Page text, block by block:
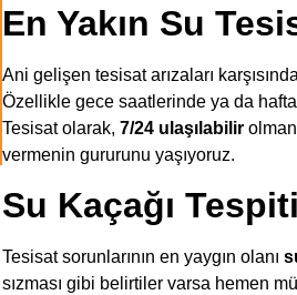
En Yakın Su
Ani gelişen tesisat arızaları
Özellikle gece saatlerinde ya da
Tesisat olarak, 7/24 ulaşılabilir
vermenin gururunu yaşıyoruz.
Su Kaçağı
Tesisat sorunlarının en yaygın olanı
sızması gibi belirtiler varsa hemen